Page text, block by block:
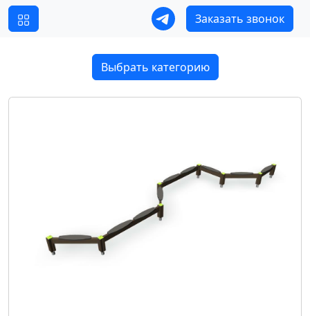
Заказать звонок
Выбрать категорию